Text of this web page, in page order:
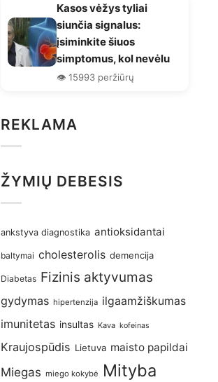
Kasos vėžys tyliai
siunčia signalus:
įsiminkite šiuos
simptomus, kol nevėlu
👁️ 15993 peržiūrų
REKLAMA
ŽYMIŲ DEBESIS
ankstyva diagnostika antioksidantai
baltymai cholesterolis demencija
Diabetas Fizinis aktyvumas
gydymas hipertenzija ilgaamžiškumas
imunitetas insultas Kava kofeinas
Kraujospūdis Lietuva maisto papildai
Miegas miego kokybė Mityba